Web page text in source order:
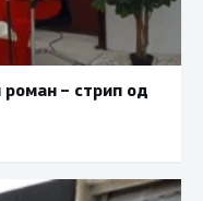
– стрип од